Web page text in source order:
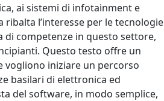
ai sistemi di infotainment e
l’interesse per le tecnologie
di competenze in questo settore,
Questo testo offre un
vogliono iniziare un percorso
basilari di elettronica ed
del software, in modo semplice,